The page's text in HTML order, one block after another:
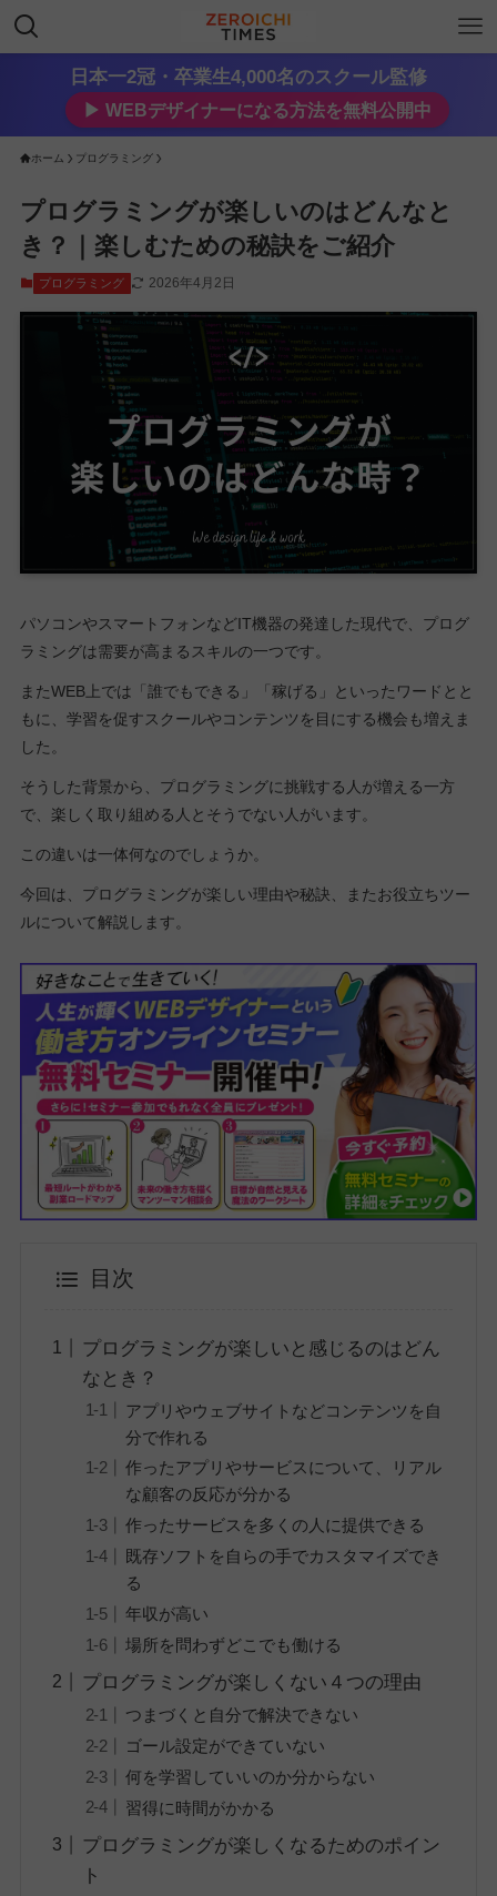
日本一2冠・卒業生4,000名のスクール監修
▶︎ WEBデザイナーになる方法を無料公開中
ホーム プログラミング
プログラミングが楽しいのはどんなと
き？｜楽しむための秘訣をご紹介
プログラミング 2026年4月2日
パソコンやスマートフォンなどIT機器の発達した現代で、プログ
ラミングは需要が高まるスキルの一つです。
またWEB上では「誰でもできる」「稼げる」といったワードとと
もに、学習を促すスクールやコンテンツを目にする機会も増えま
した。
そうした背景から、プログラミングに挑戦する人が増える一方
で、楽しく取り組める人とそうでない人がいます。
この違いは一体何なのでしょうか。
今回は、プログラミングが楽しい理由や秘訣、またお役立ちツー
ルについて解説します。
目次
プログラミングが楽しいと感じるのはどん
なとき？
アプリやウェブサイトなどコンテンツを自
分で作れる
作ったアプリやサービスについて、リアル
な顧客の反応が分かる
作ったサービスを多くの人に提供できる
既存ソフトを自らの手でカスタマイズでき
る
年収が高い
場所を問わずどこでも働ける
プログラミングが楽しくない４つの理由
つまづくと自分で解決できない
ゴール設定ができていない
何を学習していいのか分からない
習得に時間がかかる
プログラミングが楽しくなるためのポイン
ト